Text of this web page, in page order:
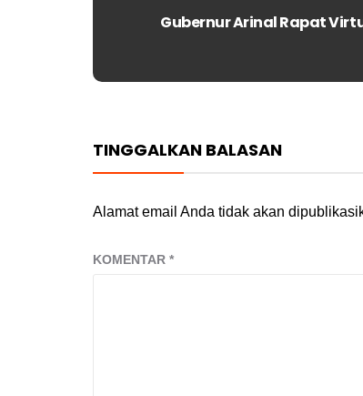
Next
Gubernur Arinal Rapat
TINGGALKAN BALASAN
Alamat email Anda tidak akan
KOMENTAR *